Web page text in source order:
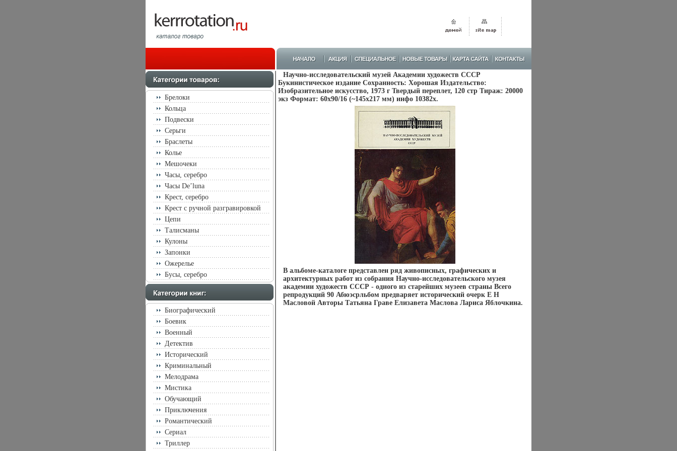
Брелоки
Кольца
Подвески
Серьги
Браслеты
Колье
Мешочеки
Часы, серебро
Часы De’luna
Крест, серебро
Крест с ручной разгравировкой
Цепи
Талисманы
Кулоны
Запонки
Ожерелье
Бусы, серебро
Биографический
Боевик
Военный
Детектив
Исторический
Криминальный
Мелодрама
Мистика
Обучающий
Приключения
Романтический
Сериал
Триллер
Научно-исследовательский музей Академии художеств СССР
Букинистическое издание Сохранность: Хорошая Издательство:
Изобразительное искусство, 1973 г Твердый переплет, 120 стр Тираж: 20000
экз Формат: 60x90/16 (~145х217 мм) инфо 10382x.
В альбоме-каталоге представлен ряд живописных, графических и
архитектурных работ из собрания Научно-исследовательского музея
академии художеств СССР - одного из старейших музеев страны Всего
репродукций 90 Абюэсрльбом предваряет исторический очерк Е Н
Масловой Авторы Татьяна Граве Елизавета Маслова Лариса Яблочкина.